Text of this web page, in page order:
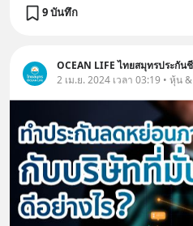
9 บันทึก
OCEAN LIFE ไทยสมุทรประกัน
2 เม.ย. 2024 เวลา 03:19 • หุ้น